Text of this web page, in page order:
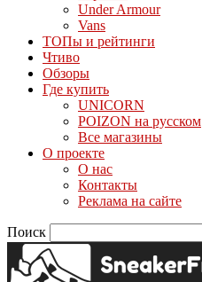
Under Armour
Vans
ТОПы и рейтинги
Чтиво
Обзоры
Где купить
UNICORN
POIZON на русском
Все магазины
О проекте
О нас
Контакты
Реклама на сайте
Поиск